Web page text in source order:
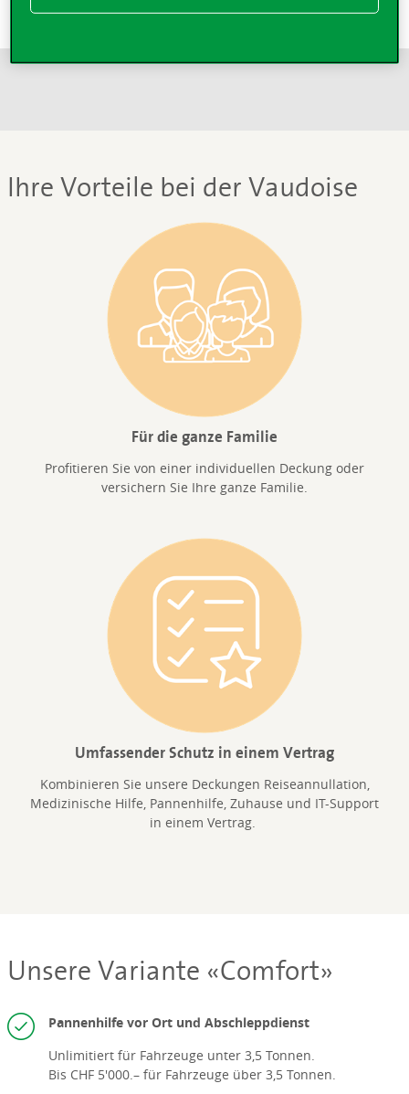
Ihre Vorteile bei der Vaudoise
Für die ganze Familie
Profitieren Sie von einer individuellen Deckung oder
versichern Sie Ihre ganze Familie.
Umfassender Schutz in einem Vertrag
Kombinieren Sie unsere Deckungen Reiseannullation,
Medizinische Hilfe, Pannenhilfe, Zuhause und IT-Support
in einem Vertrag.
Unsere Variante «Comfort»
Pannenhilfe vor Ort und Abschleppdienst
Unlimitiert für Fahrzeuge unter 3,5 Tonnen.
Bis CHF 5'000.– für Fahrzeuge über 3,5 Tonnen.